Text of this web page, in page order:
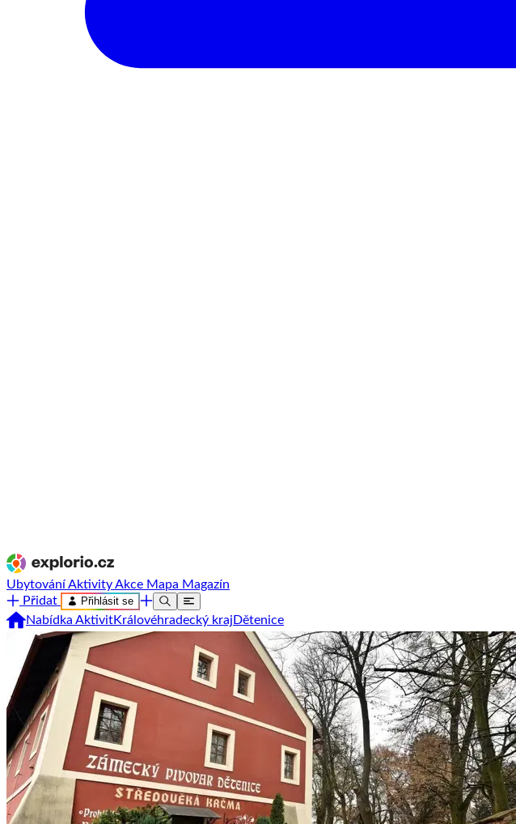
UbytováníAktivityAkce Mapa Magazín
Přidat
Přihlásit se
Nabídka AktivitKrálovéhradecký kraj Dětenice